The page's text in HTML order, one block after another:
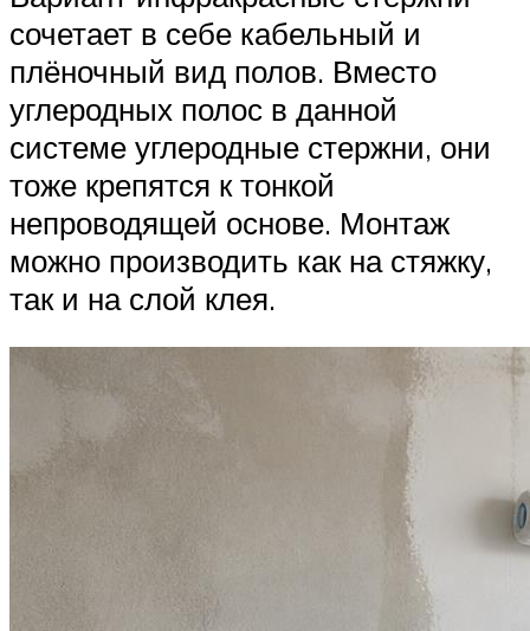
сочетает в себе кабельный и
плёночный вид полов. Вместо
углеродных полос в данной
системе углеродные стержни, они
тоже крепятся к тонкой
непроводящей основе. Монтаж
можно производить как на стяжку,
так и на слой клея.